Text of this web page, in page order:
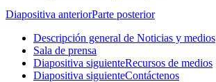
Diapositiva anteriorParte posterior
Descripción general de Noticias y medios
Sala de prensa
Diapositiva siguienteRecursos de medios
Diapositiva siguienteContáctenos